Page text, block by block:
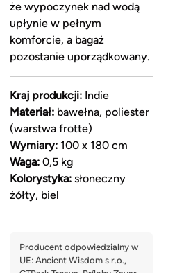
że wypoczynek nad wodą
upłynie w pełnym
komforcie, a bagaż
pozostanie uporządkowany.
Kraj produkcji:Indie
Materiał:bawełna, poliester
(warstwa frotte)
Wymiary:100 x 180 cm
Waga:0,5 kg
Kolorystyka:słoneczny
żółty, biel